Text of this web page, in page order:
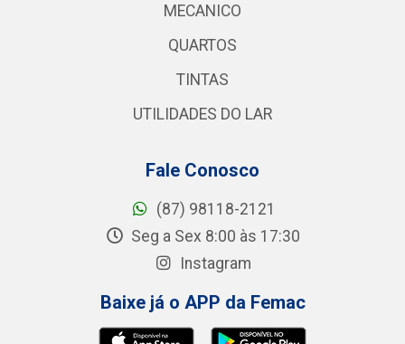
MECANICO
QUARTOS
TINTAS
UTILIDADES DO LAR
Fale Conosco
(87) 98118-2121
Seg a Sex 8:00 às 17:30
Instagram
Baixe já o APP da Femac